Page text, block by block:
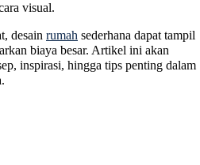
visual.
desain rumah sederhana dapat tampil
biaya besar. Artikel ini akan
inspirasi, hingga tips penting dalam